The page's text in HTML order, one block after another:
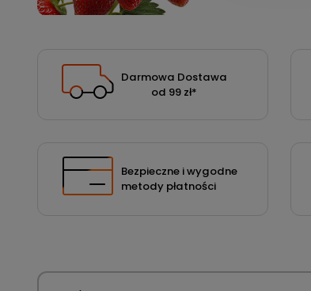
Podłoża
Środki ochrony roślin dla profesjonalistów
Darmowa Dostawa
od 99 zł*
Bezpieczne i wygodne
metody płatności